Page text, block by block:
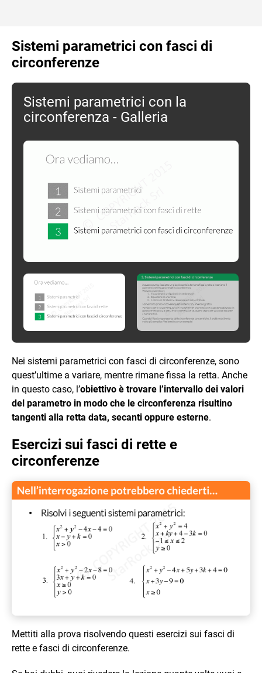
Sistemi parametrici con fasci di
circonferenze
Sistemi parametrici con la
circonferenza - Galleria
Nei sistemi parametrici con fasci di circonferenze, sono
quest’ultime a variare, mentre rimane fissa la retta. Anche
in questo caso, l’obiettivo è trovare l’intervallo dei valori
del parametro in modo che le circonferenza risultino
tangenti alla retta data, secanti oppure esterne.
Esercizi sui fasci di rette e
circonferenze
Mettiti alla prova risolvendo questi esercizi sui fasci di
rette e fasci di circonferenze.